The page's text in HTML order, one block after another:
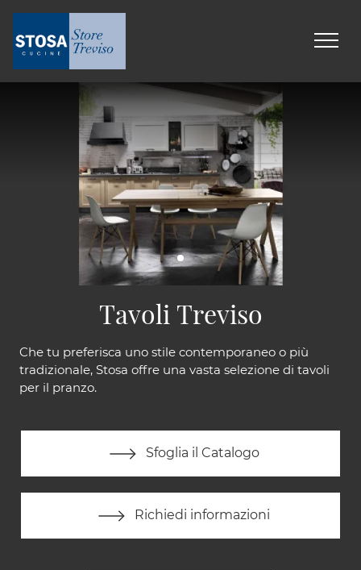
Tavoli Treviso
Che tu preferisca uno stile contemporaneo o più
tradizionale, Stosa offre una vasta selezione di tavoli
per il pranzo.
Sfoglia il Catalogo
Richiedi informazioni